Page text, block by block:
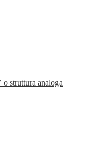
struttura analoga